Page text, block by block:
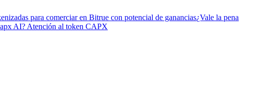
para comerciar en Bitrue con potencial de ganancias¿Vale la pena
AI? Atención al token CAPX